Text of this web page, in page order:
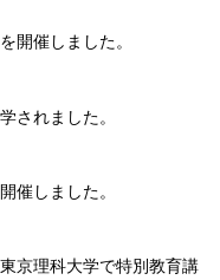
開催しました。
されました。
催しました。
京理科大学で特別教育講